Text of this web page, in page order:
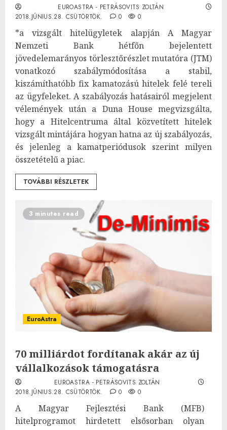
EUROASTRA - PETRÁSOVITS ZOLTÁN
2018.JÚNIUS.28. CSÜTÖRTÖK.
0 0
*a vizsgált hitelügyletek alapján A Magyar
Nemzeti Bank hétfőn bejelentett
jövedelemarányos törlesztőrészlet mutatóra (JTM)
vonatkozó szabálymódosítása a stabil,
kiszámíthatóbb fix kamatozású hitelek felé tereli
az ügyfeleket. A szabályozás hatásairól megjelent
vélemények után a Duna House megvizsgálta,
hogy a Hitelcentruma által közvetített hitelek
vizsgált mintájára hogyan hatna az új szabályozás,
és jelenleg a kamatperiódusok szerint milyen
összetételű a piac.
TOVÁBBI RÉSZLETEK
3 minutes read
EuroAstra
70 milliárdot fordítanak akár az új
vállalkozások támogatásra
EUROASTRA - PETRÁSOVITS ZOLTÁN
2018.JÚNIUS.28. CSÜTÖRTÖK.
0 0
A Magyar Fejlesztési Bank (MFB)
hitelprogramot hirdetett elsősorban olyan